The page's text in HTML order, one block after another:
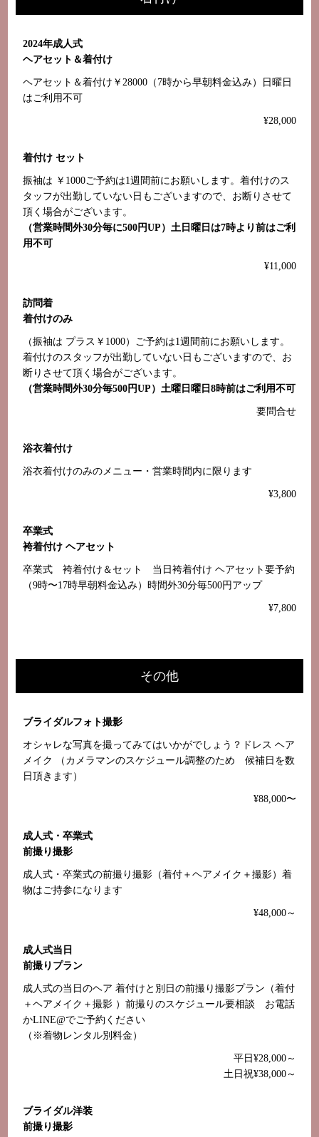
2024年成人式
ヘアセット＆着付け
ヘアセット＆着付け￥28000（7時から早朝料金込み）日曜日
はご利用不可
¥28,000
着付け セット
振袖は ￥1000ご予約は1週間前にお願いします。着付けのス
タッフが出勤していない日もございますので、お断りさせて
頂く場合がございます。
（営業時間外30分毎に500円UP）土日曜日は7時より前はご利
用不可
¥11,000
訪問着
着付けのみ
（振袖は プラス￥1000）ご予約は1週間前にお願いします。
着付けのスタッフが出勤していない日もございますので、お
断りさせて頂く場合がございます。
（営業時間外30分毎500円UP）土曜日曜日8時前はご利用不可
要問合せ
浴衣着付け
浴衣着付けのみのメニュー・営業時間内に限ります
¥3,800
卒業式
袴着付け ヘアセット
卒業式 袴着付け＆セット 当日袴着付け ヘアセット要予約
（9時〜17時早朝料金込み）時間外30分毎500円アップ
¥7,800
その他
ブライダルフォト撮影
オシャレな写真を撮ってみてはいかがでしょう？ドレス ヘア
メイク （カメラマンのスケジュール調整のため 候補日を数
日頂きます）
¥88,000〜
成人式・卒業式
前撮り撮影
成人式・卒業式の前撮り撮影（着付＋ヘアメイク＋撮影）着
物はご持参になります
¥48,000～
成人式当日
前撮りプラン
成人式の当日のヘア 着付けと別日の前撮り撮影プラン（着付
＋ヘアメイク＋撮影 ）前撮りのスケジュール要相談 お電話
かLINE@でご予約ください
（※着物レンタル別料金）
平日¥28,000～
土日祝¥38,000～
ブライダル洋装
前撮り撮影